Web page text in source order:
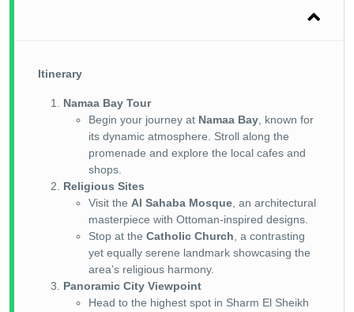
Itinerary
Namaa Bay Tour
Begin your journey at Namaa Bay, known for
its dynamic atmosphere. Stroll along the
promenade and explore the local cafes and
shops.
Religious Sites
Visit the Al Sahaba Mosque, an architectural
masterpiece with Ottoman-inspired designs.
Stop at the Catholic Church, a contrasting
yet equally serene landmark showcasing the
area’s religious harmony.
Panoramic City Viewpoint
Head to the highest spot in Sharm El Sheikh